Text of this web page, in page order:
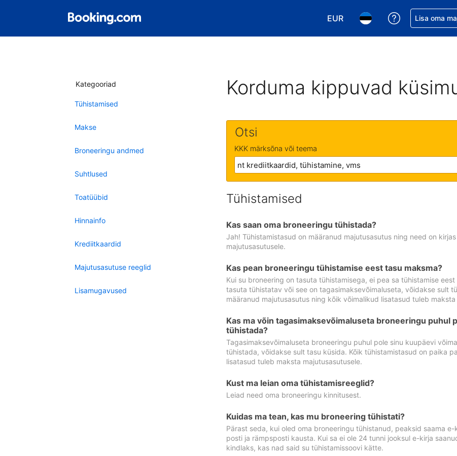
EUR
Vali valuuta. Praegune valitud
Vali keel. Praegune
SaaLisa oma
Kategooriad
Tühistamised
Makse
Broneeringu andmed
Suhtlused
Toatüübid
Hinnainfo
Krediitkaardid
Majutusasutuse reeglid
Lisamugavused
Korduma kippuvad
Otsi
KKK märksõna või teema
Tühistamised
Kas saan oma broneeringu tühistada?
Jah! Tühistamistasud on määranud majutusasutus ning need on
majutusasutusele.
Kas pean broneeringu tühistamise eest tasu maksma?
Kui su broneering on tasuta tühistamisega, ei pea sa tühistamise
tasuta tühistatav või see on tagasimaksevõimaluseta, võidakse sult
määranud majutusasutus ning kõik võimalikud lisatasud tuleb
Kas ma võin tagasimaksevõimaluseta broneeringu puhul
tühistada?
Tagasimaksevõimaluseta broneeringu puhul pole sinu kuupäevi
tühistada, võidakse sult tasu küsida. Kõik tühistamistasud on paika
lisatasud tuleb maksta majutusasutusele.
Kust ma leian oma tühistamisreeglid?
Leiad need oma broneeringu kinnitusest.
Kuidas ma tean, kas mu broneering tühistati?
Pärast seda, kui oled oma broneeringu tühistanud, peaksid saama
posti ja rämpsposti kausta. Kui sa ei ole 24 tunni jooksul e-kirja
kindlaks, kas nad said su tühistamissoovi kätte.